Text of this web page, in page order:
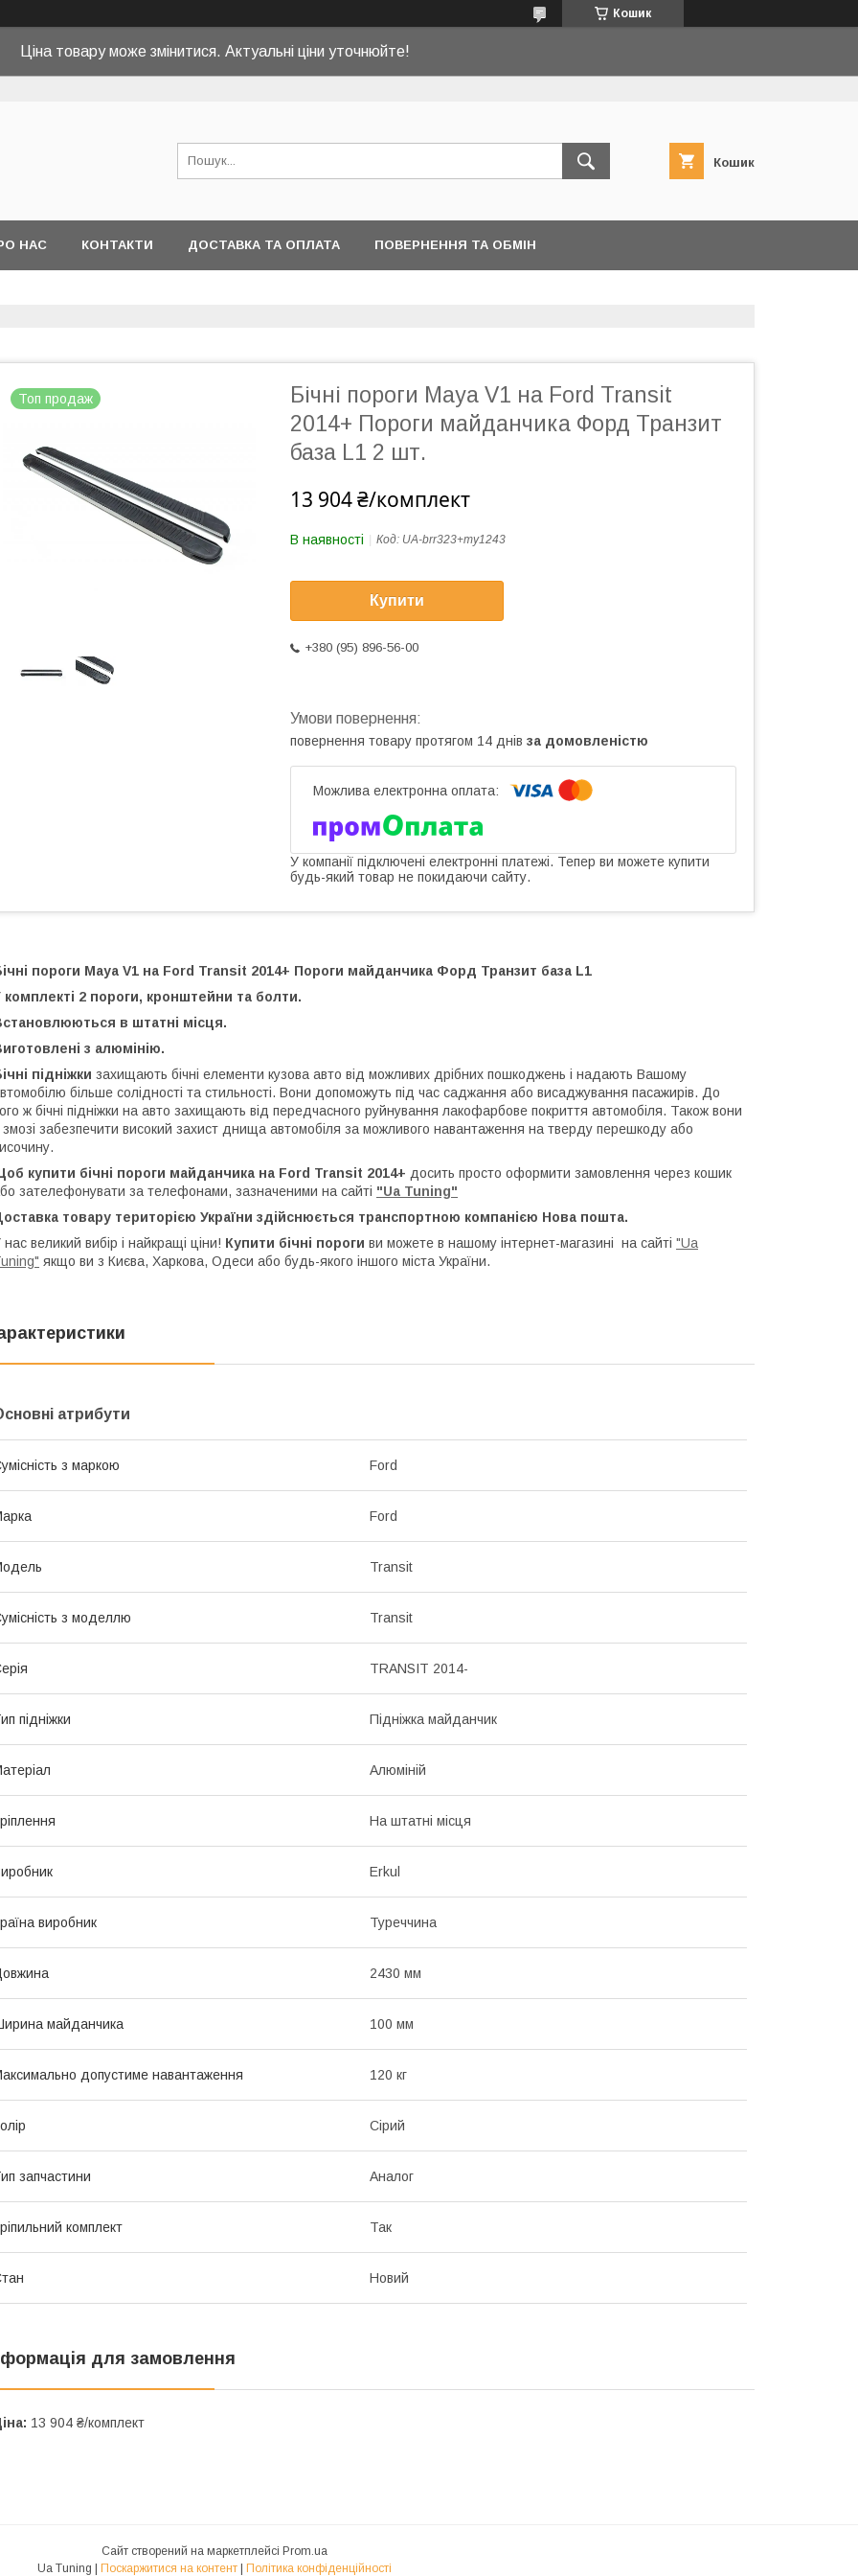
Кошик
Ціна товару може змінитися. Актуальні ціни уточнюйте!
Кошик
НАС КОНТАКТИ ДОСТАВКА ТА ОПЛАТА ПОВЕРНЕННЯ ТА ОБМІН
Топ продаж
Бічні пороги Maya V1 на Ford Transit
2014+ Пороги майданчика Форд Транзит
база L1 2 шт.
13 904 ₴/комплект
В наявності Код: UA-brr323+my1243
Купити
+380 (95) 896-56-00
повернення товару протягом 14 днів за домовленістю
У компанії підключені електронні платежі. Тепер ви можете купити
будь-який товар не покидаючи сайту.
пороги Maya V1 на Ford Transit 2014+ Пороги майданчика Форд Транзит база L1
комплекті 2 пороги, кронштейни та болти.
в штатні місця.
з алюмінію.
підніжки захищають бічні елементи кузова авто від можливих дрібних пошкоджень і надають Вашому
більше солідності та стильності. Вони допоможуть під час саджання або висаджування пасажирів. До
ж бічні підніжки на авто захищають від передчасного руйнування лакофарбове покриття автомобіля. Також вони
змозі забезпечити високий захист днища автомобіля за можливого навантаження на тверду перешкоду або
купити бічні пороги майданчика на Ford Transit 2014+ досить просто оформити замовлення через кошик
зателефонувати за телефонами, зазначеними на сайті "Ua Tuning"
товару територією України здійснюється транспортною компанією Нова пошта.
нас великий вибір і найкращі ціни! Купити бічні пороги ви можете в нашому інтернет-магазині на сайті "Ua
якщо ви з Києва, Харкова, Одеси або будь-якого іншого міста України.
атрибути
з маркою Ford
Ford
Transit
з моделлю Transit
TRANSIT 2014-
підніжки Підніжка майданчик
Алюміній
На штатні місця
Erkul
виробник Туреччина
2430 мм
майданчика 100 мм
допустиме навантаження 120 кг
Сірий
запчастини Аналог
комплект Так
Новий
для замовлення
13 904 ₴/комплект
Сайт створений на маркетплейсі Prom.ua
Ua Tuning | Поскаржитися на контент | Політика конфіденційності